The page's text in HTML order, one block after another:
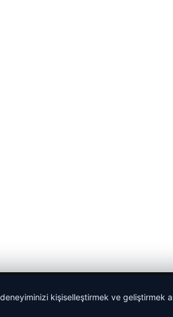
kişiselleştirmek ve geliştirmek